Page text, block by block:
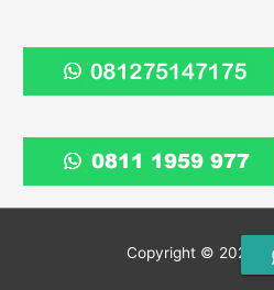
Copyright © 2026